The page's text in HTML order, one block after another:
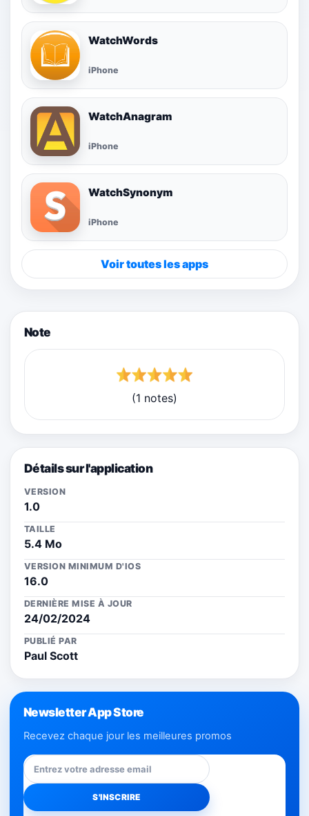
WatchWords
iPhone
WatchAnagram
iPhone
WatchSynonym
iPhone
Voir toutes les apps
Note
(1 notes)
Détails sur l'application
VERSION
1.0
TAILLE
5.4 Mo
VERSION MINIMUM D'IOS
16.0
DERNIÈRE MISE À JOUR
24/02/2024
PUBLIÉ PAR
Paul Scott
Newsletter App Store
Recevez chaque jour les meilleures promos